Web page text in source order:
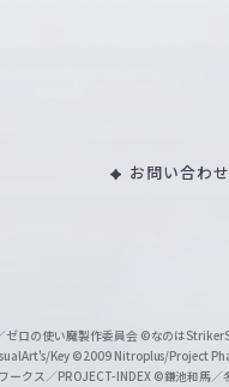
お問い合わせ
ゼロの使い魔製作委員会 ©なのは
Key ©2009 Nitroplus/Project
ークス／PROJECT-INDEX ©鎌池和馬／